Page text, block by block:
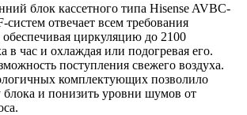
блок кассетного типа Hisense AVBC-
отвечает всем требования
циркуляцию до 2100
в час и охлаждая или подогревая его.
поступления свежего воздуха.
комплектующих позволило
и понизить уровни шумов от